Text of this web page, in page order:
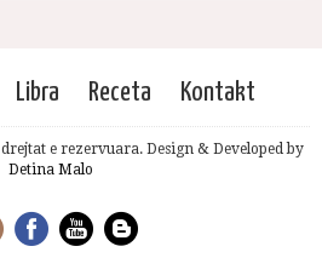
Libra Receta Kontakt
e rezervuara. Design & Developed by
Detina Malo